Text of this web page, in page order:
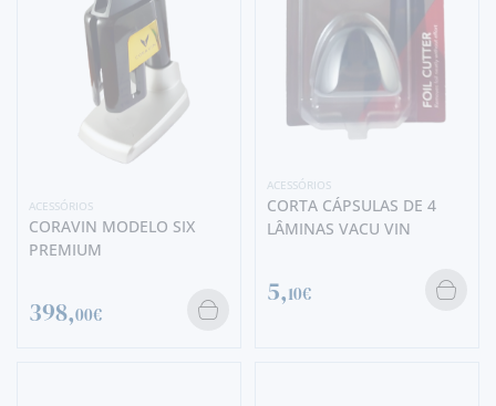
ACESSÓRIOS
CORAVIN MODELO SIX
PREMIUM
398,00€
ACESSÓRIOS
CORTA CÁPSULAS DE 4
LÂMINAS VACU VIN
5,10€